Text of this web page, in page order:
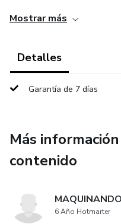
No necesitas experiencia
cómo utilizarlos
hacer reparaciones y
Qué es la soldadura con
Cómo elegir la máquina
uso casero
Mostrar más
Detalles
Garantía de 7 días
Más
contenido
MAQUINANDO
6 Año Hotmarter